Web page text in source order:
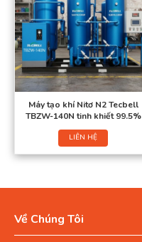
Máy tạo khí Nitơ N2 Tecbell
TBZW-140N tinh khiết 99.5%
LIÊN HỆ
Về Chúng Tôi